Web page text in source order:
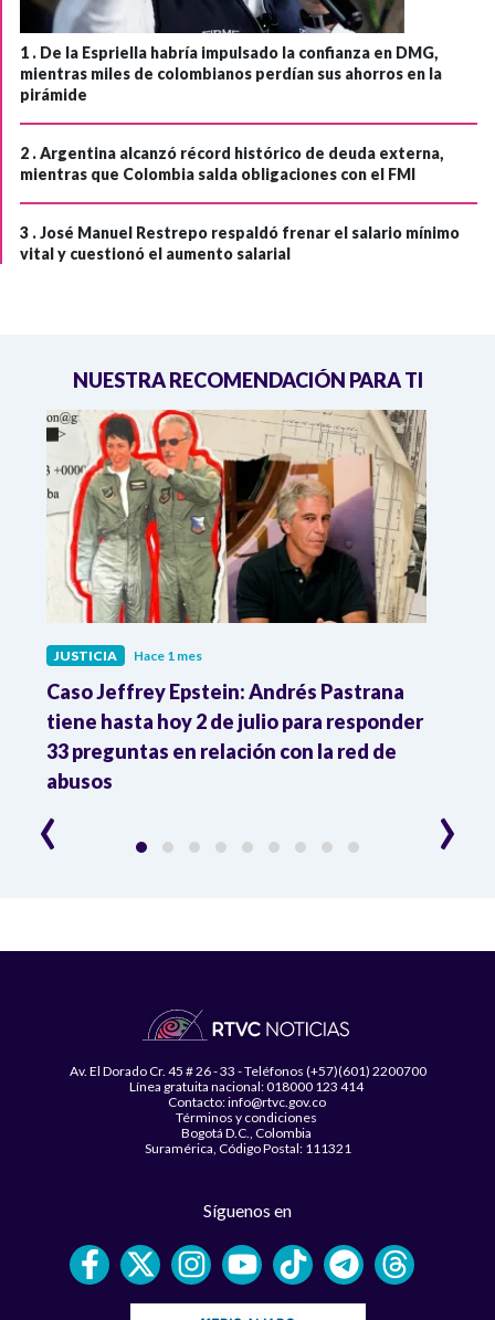
1 . De la Espriella habría impulsado la confianza en DMG,
mientras miles de colombianos perdían sus ahorros en la
pirámide
2 .Argentina alcanzó récord histórico de deuda externa,
mientras que Colombia salda obligaciones con el FMI
3 .José Manuel Restrepo respaldó frenar el salario mínimo
vital y cuestionó el aumento salarial
NUESTRA RECOMENDACIÓN PARA TI
JUSTICIA Hace 1 mes
Caso Jeffrey Epstein: Andrés Pastrana
tiene hasta hoy 2 de julio para responder
33 preguntas en relación con la red de
abusos
‹ ›
Av. El Dorado Cr. 45 # 26 - 33 - Teléfonos (+57)(601) 2200700
Línea gratuita nacional: 018000 123 414
Contacto: info@rtvc.gov.co
Términos y condiciones
Bogotá D.C., Colombia
Suramérica, Código Postal: 111321
Síguenos en